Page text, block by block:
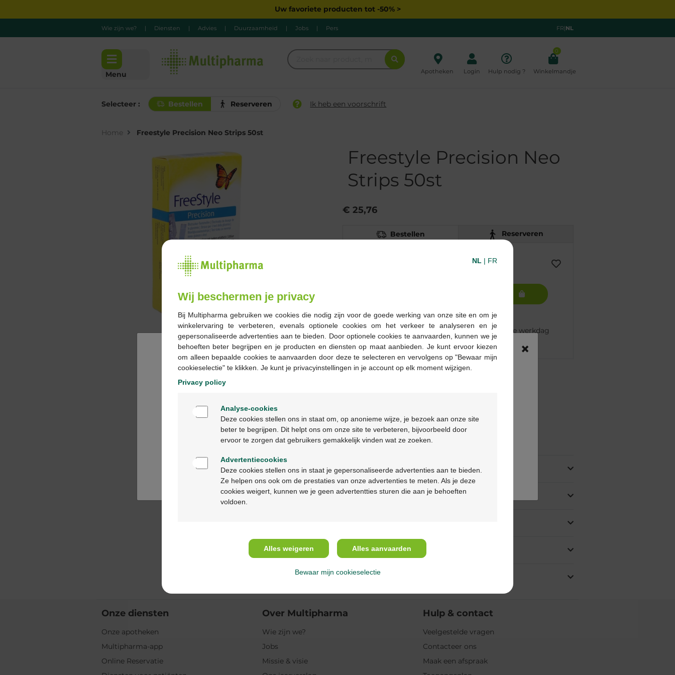
Uw favoriete producten tot -50% >
Wie zijn we? | Diensten | Advies | Duurzaamheid | Jobs | Pers FR|NL
Menu Apotheken Login Hulp nodig ?
0
Winkelmandje
Selecteer : Bestellen Reserveren Ik heb een voorschrift
Home Freestyle Precision Neo Strips 50st
Freestyle Precision Neo
Strips 50st
€ 25,76
Bestellen Reserveren
In winkelmandje
Max. aantal = 12
Op werkdagen vóór 12u besteld, volgende werkdag
geleverd
Gratislevering in je Multipharma apotheek
Productbeschrijving
Beschrijving
Eigenschappen
Gebruik
Ingrediënten
Onze diensten
Onze apotheken
Multipharma-app
Online Reservatie
Over Multipharma
Wie zijn we?
Jobs
Missie & visie
Hulp & contact
Veelgestelde vragen
Contacteer ons
Maak een afspraak
×
Ga verder in het nederlands
NL | FR
Wij beschermen je privacy
Bij Multipharma gebruiken we cookies die nodig zijn voor de goede werking van onze site en om je
winkelervaring te verbeteren, evenals optionele cookies om het verkeer te analyseren en je
gepersonaliseerde advertenties aan te bieden. Door optionele cookies te aanvaarden, kunnen we je
behoeften beter begrijpen en je producten en diensten op maat aanbieden. Je kunt ervoor kiezen
om alleen bepaalde cookies te aanvaarden door deze te selecteren en vervolgens op "Bewaar mijn
cookieselectie" te klikken. Je kunt je privacyinstellingen in je account op elk moment wijzigen.
Privacy policy
Analyse-cookies
Deze cookies stellen ons in staat om, op anonieme wijze, je bezoek aan onze site
beter te begrijpen. Dit helpt ons om onze site te verbeteren, bijvoorbeeld door
ervoor te zorgen dat gebruikers gemakkelijk vinden wat ze zoeken.
Advertentiecookies
Deze cookies stellen ons in staat je gepersonaliseerde advertenties aan te bieden.
Ze helpen ons ook om de prestaties van onze advertenties te meten. Als je deze
cookies weigert, kunnen we je geen advertentties sturen die aan je behoeften
voldoen.
Alles weigeren Alles aanvaarden
Bewaar mijn cookieselectie